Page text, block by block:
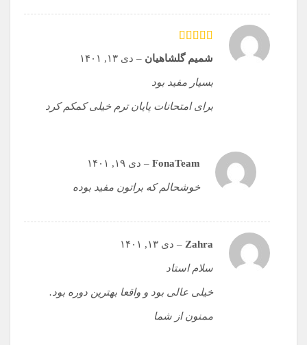
5از 5
شمیم گلشاهیان – دی ۱۳, ۱۴۰۱
بسیار مفید بود
برای امتحانات پایان ترم خیلی کمکم کرد
FonaTeam
– دی ۱۹, ۱۴۰۱
خوشحالم که براتون مفید بوده
Zahra
– دی ۱۳, ۱۴۰۱
سلام استاد
خیلی عالی بود و واقعا بهترین دوره بود.
ممنون از شما